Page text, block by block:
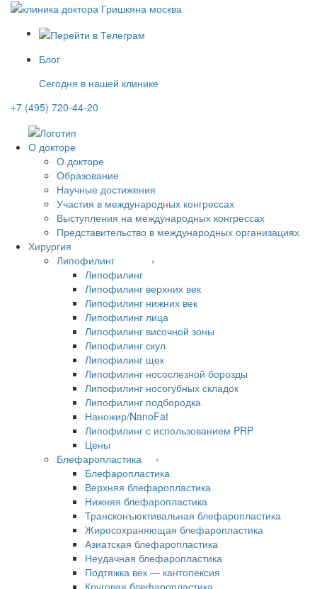
Блог
Сегодня в нашей клинике
+7 (495) 720-44-20
О докторе
О докторе
Образование
Научные достижения
Участия в международных конгрессах
Выступления на международных конгрессах
Представительство в международных организациях
Хирургия
Липофилинг ›
Липофилинг
Липофилинг верхних век
Липофилинг нижних век
Липофилинг лица
Липофилинг височной зоны
Липофилинг скул
Липофилинг щек
Липофилинг носослезной борозды
Липофилинг носогубных складок
Липофилинг подбородка
Наножир/NanoFat
Липофилинг с использованием PRP
Цены
Блефаропластика ›
Блефаропластика
Верхняя блефаропластика
Нижняя блефаропластика
Трансконъюктивальная блефаропластика
Жиросохраняющая блефаропластика
Азиатская блефаропластика
Неудачная блефаропластика
Подтяжка век — кантопексия
Круговая блефаропластика